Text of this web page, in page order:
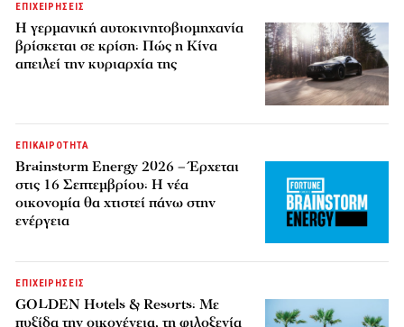
ΕΠΙΧΕΙΡΗΣΕΙΣ
Η γερμανική αυτοκινητοβιομηχανία
βρίσκεται σε κρίση: Πώς η Κίνα
απειλεί την κυριαρχία της
ΕΠΙΚΑΙΡΟΤΗΤΑ
Brainstorm Energy 2026 – Έρχεται
στις 16 Σεπτεμβρίου: Η νέα
οικονομία θα χτιστεί πάνω στην
ενέργεια
ΕΠΙΧΕΙΡΗΣΕΙΣ
GOLDEN Hotels & Resorts: Με
πυξίδα την οικογένεια, τη φιλοξενία